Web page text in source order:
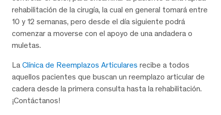
rehabilitación de la cirugía, la cual en general tomará entre
10 y 12 semanas, pero desde el día siguiente podrá
comenzar a moverse con el apoyo de una andadera o
muletas.
La Clínica de Reemplazos Articulares recibe a todos
aquellos pacientes que buscan un reemplazo articular de
cadera desde la primera consulta hasta la rehabilitación.
¡Contáctanos!